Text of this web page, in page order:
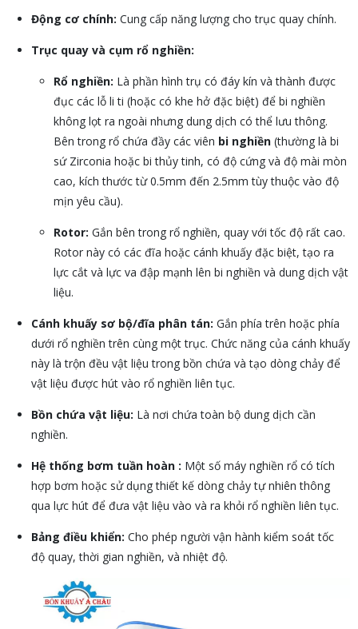
Động cơ chính: Cung cấp năng lượng cho trục quay chính.
Trục quay và cụm rổ nghiền:
Rổ nghiền: Là phần hình trụ có đáy kín và thành được
đục các lỗ li ti (hoặc có khe hở đặc biệt) để bi nghiền
không lọt ra ngoài nhưng dung dịch có thể lưu thông.
Bên trong rổ chứa đầy các viên bi nghiền(thường là bi
sứ Zirconia hoặc bi thủy tinh, có độ cứng và độ mài mòn
cao, kích thước từ 0.5mm đến 2.5mm tùy thuộc vào độ
mịn yêu cầu).
Rotor: Gắn bên trong rổ nghiền, quay với tốc độ rất cao.
Rotor này có các đĩa hoặc cánh khuấy đặc biệt, tạo ra
lực cắt và lực va đập mạnh lên bi nghiền và dung dịch vật
liệu.
Cánh khuấy sơ bộ/đĩa phân tán: Gắn phía trên hoặc phía
dưới rổ nghiền trên cùng một trục. Chức năng của cánh khuấy
này là trộn đều vật liệu trong bồn chứa và tạo dòng chảy để
vật liệu được hút vào rổ nghiền liên tục.
Bồn chứa vật liệu: Là nơi chứa toàn bộ dung dịch cần
nghiền.
Hệ thống bơm tuần hoàn : Một số máy nghiền rổ có tích
hợp bơm hoặc sử dụng thiết kế dòng chảy tự nhiên thông
qua lực hút để đưa vật liệu vào và ra khỏi rổ nghiền liên tục.
Bảng điều khiển: Cho phép người vận hành kiểm soát tốc
độ quay, thời gian nghiền, và nhiệt độ.